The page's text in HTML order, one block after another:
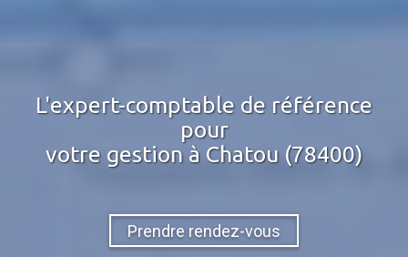
L'expert-comptable de référence
pour
votre gestion à Chatou (78400)
Prendre rendez-vous